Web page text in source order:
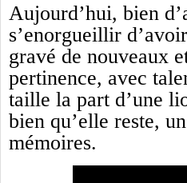
Aujourd’hui, bien
s’enorgueillir
gravé de nouveaux
pertinence, avec
taille la part d’une
bien qu’elle reste,
mémoires.